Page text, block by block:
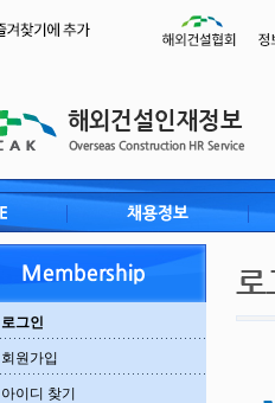
로그인
회원가입
아이디 찾기